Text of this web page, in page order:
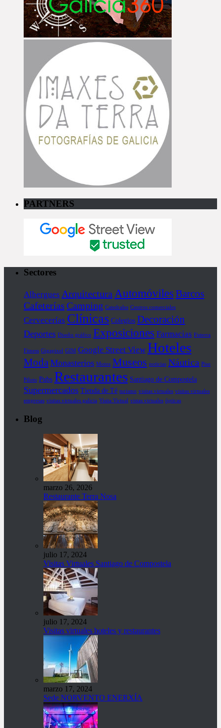
PARTNERS
Sectores
Albergues Arquitectura Automóviles Barcos
Cafeterías Camping Catedrales Centros comerciales
Cervecerías Clínicas Colegios Decoración
Deportes Diseño gráfico Exposiciones Farmacias Fisterra
Fitness Gigapixel GIM Google Street View Hoteles
Moda Monasterios Motos Museos noticias Náutica Piso
Piloto Pubs Restaurantes Santiago de Compostela
Supermercados Tienda de Té turismo visitas virtuales visitas virtuales
empresas visitas virtuales galicia Visita Virtual vistas virtuales ópticas
Blog
marzo 26, 2026
Restaurante Terra Nosa
julio 17, 2024
Visitas Virtuales Santiago de Compostela
julio 17, 2024
Visitas virtuales hoteles y restaurantes
marzo 17, 2024
Sede NORVENTO ENERXÍA